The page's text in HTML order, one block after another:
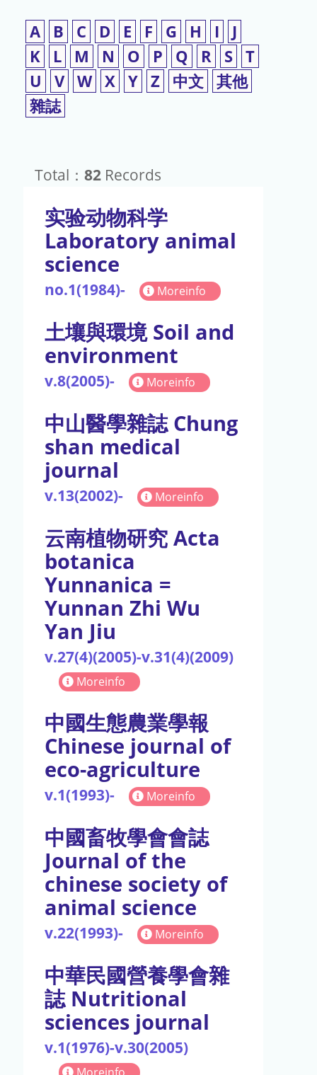
A B C D E F G H I
J
K
L M N O P Q R S T
U
V W X Y Z 中文 其他
雜誌
Total： 82 Records
实验动物科学
Laboratory animal
science
no.1(1984)- Moreinfo
土壤與環境 Soil and
environment
v.8(2005)- Moreinfo
中山醫學雜誌 Chung
shan medical
journal
v.13(2002)- Moreinfo
云南植物研究 Acta
botanica
Yunnanica =
Yunnan Zhi Wu
Yan Jiu
v.27(4)(2005)-v.31(4)(2009)
Moreinfo
中國生態農業學報
Chinese journal of
eco-agriculture
v.1(1993)- Moreinfo
中國畜牧學會會誌
Journal of the
chinese society of
animal science
v.22(1993)- Moreinfo
中華民國營養學會雜
誌 Nutritional
sciences journal
v.1(1976)-v.30(2005)
Moreinfo